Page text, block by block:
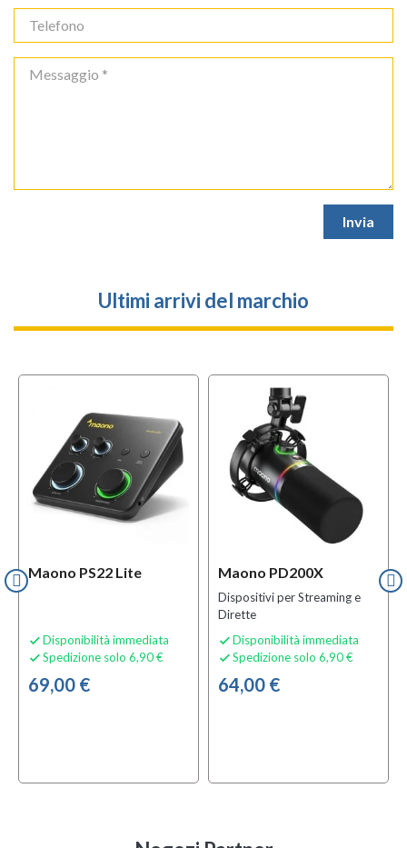
Ultimi arrivi del marchio
Maono PS22 Lite
 Disponibilità immediata
 Spedizione solo 6,90 €
69,00 €
Maono PD200X
Dispositivi per Streaming e
Dirette
 Disponibilità immediata
 Spedizione solo 6,90 €
64,00 €